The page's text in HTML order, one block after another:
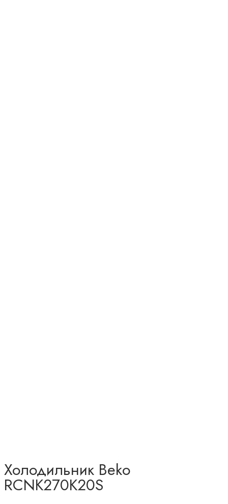
Холодильник Beko
RCNK270K20S